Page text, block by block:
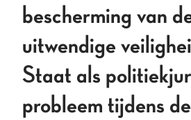
bescherming van
uitwendige
Staat als
probleem tijdens